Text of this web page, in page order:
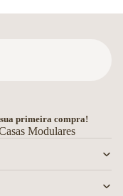
sua primeira compra!
Modulares